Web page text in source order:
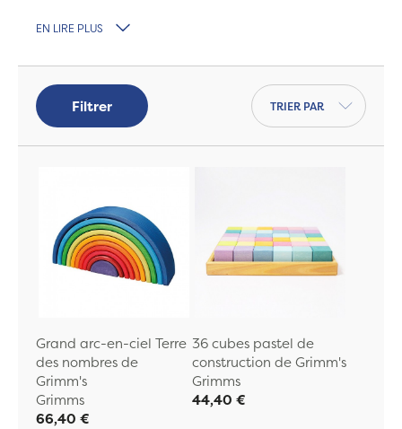
EN LIRE PLUS
Filtrer
Trier par
Grand arc-en-ciel Terre
des nombres de
Grimm's
Grimms
66,40 €
36 cubes pastel de
construction de Grimm's
Grimms
44,40 €